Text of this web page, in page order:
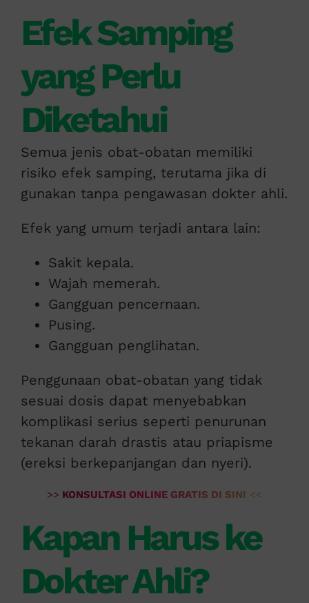
Efek Samping
yang Perlu
Diketahui
Semua jenis obat-obatan memiliki
risiko efek samping, terutama jika di
gunakan tanpa pengawasan dokter ahli.
Efek yang umum terjadi antara lain:
Sakit kepala.
Wajah memerah.
Gangguan pencernaan.
Pusing.
Gangguan penglihatan.
Penggunaan obat-obatan yang tidak
sesuai dosis dapat menyebabkan
komplikasi serius seperti penurunan
tekanan darah drastis atau priapisme
(ereksi berkepanjangan dan nyeri).
>> KONSULTASI ONLINE GRATIS DI SINI <<
Kapan Harus ke
Dokter Ahli?